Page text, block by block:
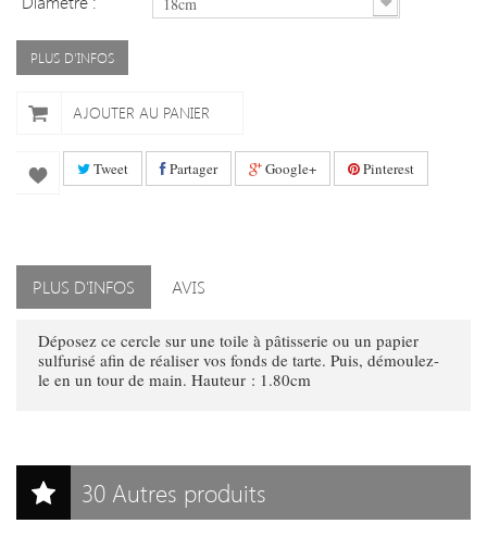
PLUS D'INFOS
AJOUTER AU PANIER
Tweet Partager Google+ Pinterest
PLUS D'INFOS AVIS
Déposez ce cercle sur une toile à pâtisserie ou un papier
sulfurisé afin de réaliser vos fonds de tarte. Puis, démoulez-
le en un tour de main. Hauteur : 1.80cm
30 Autres produits